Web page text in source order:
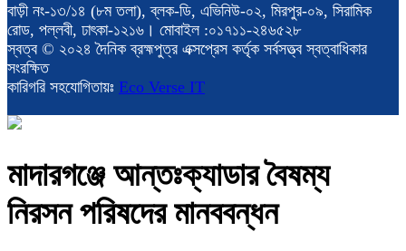
বাড়ী নং-১৩/১৪ (৮ম তলা), ব্লক-ডি, এভিনিউ-০২, মিরপুর-০৯, সিরামিক
রোড, পল্লবী, ঢাৎকা-১২১৬। মোবাইল :০১৭১১-২৪৬৫২৮
স্বত্ব © ২০২৪ দৈনিক ব্রহ্মপুত্র এক্সপ্রেস কর্তৃক সর্বসত্ত্ব স্বত্বাধিকার
সংরক্ষিত
কারিগরি সহযোগিতায়ঃ Eco Verse IT
মাদারগঞ্জে আন্তঃক্যাডার বৈষম্য
নিরসন পরিষদের মানববন্ধন